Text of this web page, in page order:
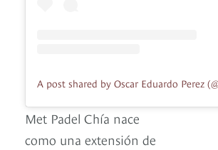
Met Padel Chía nace
como una extensión de